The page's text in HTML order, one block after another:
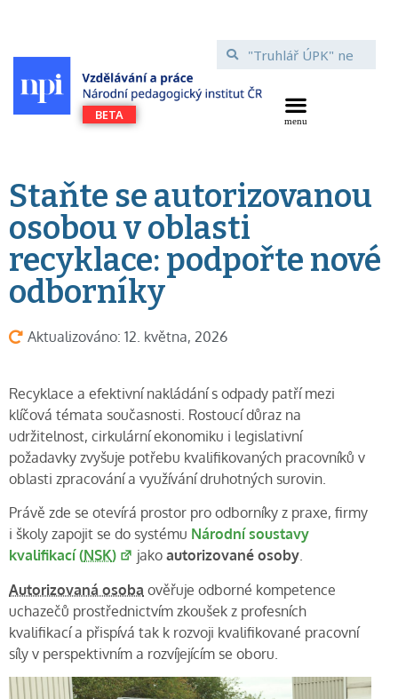
Staňte se autorizovanou
osobou v oblasti
recyklace: podpořte nové
odborníky
Aktualizováno: 12. května, 2026
Recyklace a efektivní nakládání s odpady patří mezi
klíčová témata současnosti. Rostoucí důraz na
udržitelnost, cirkulární ekonomiku i legislativní
požadavky zvyšuje potřebu kvalifikovaných pracovníků v
oblasti zpracování a využívání druhotných surovin.
Právě zde se otevírá prostor pro odborníky z praxe, firmy
i školy zapojit se do systému Národní soustavy
kvalifikací (NSK) jakoautorizované osoby.
Autorizovaná osoba ověřuje odborné kompetence
uchazečů prostřednictvím zkoušek z profesních
kvalifikací a přispívá tak k rozvoji kvalifikované pracovní
síly v perspektivním a rozvíjejícím se oboru.